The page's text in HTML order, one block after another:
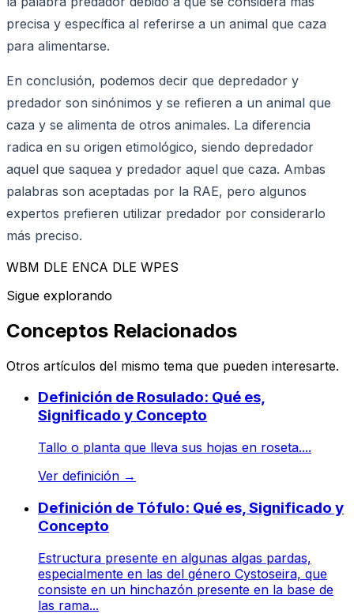
precisa y específica al referirse a un animal que caza
para alimentarse.
En conclusión, podemos decir que depredador y
predador son sinónimos y se refieren a un animal que
caza y se alimenta de otros animales. La diferencia
radica en su origen etimológico, siendo depredador
aquel que saquea y predador aquel que caza. Ambas
palabras son aceptadas por la RAE, pero algunos
expertos prefieren utilizar predador por considerarlo
más preciso.
WBM DLE ENCA DLE WPES
Sigue explorando
Conceptos Relacionados
Otros artículos del mismo tema que pueden interesarte.
Definición de Rosulado: Qué es,
Significado y Concepto
Tallo o planta que lleva sus hojas en roseta....
Ver definición →
Definición de Tófulo: Qué es, Significado y
Concepto
Estructura presente en algunas algas pardas,
especialmente en las del género Cystoseira, que
consiste en un hinchazón presente en la base de
las rama...